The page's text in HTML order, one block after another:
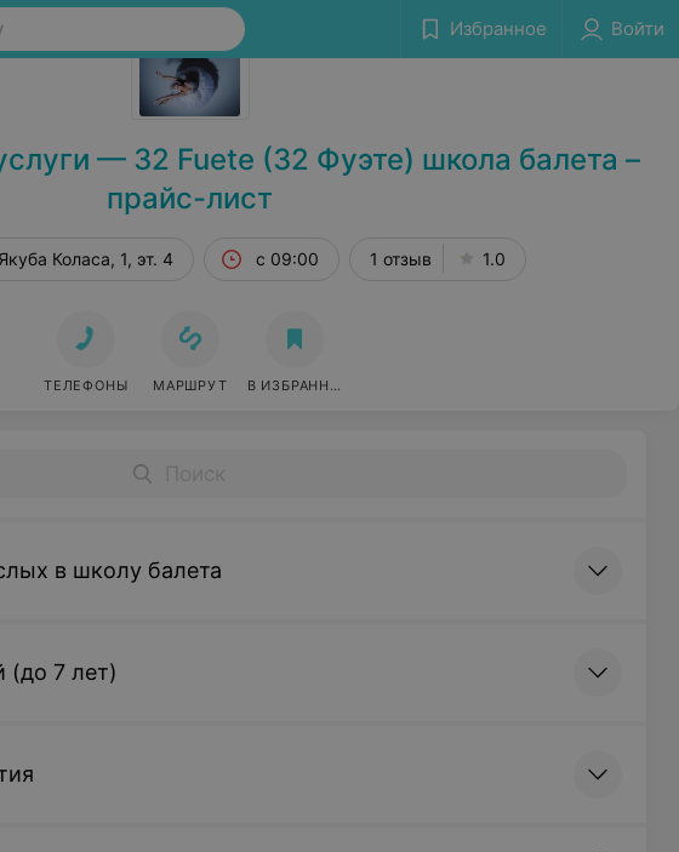
Избранное Войти
Сообщить об ошибке
— 32 Fuete (32 Фуэте) школа балета –
прайс-лист
Коласа, 1, эт. 4 с 09:00 1 отзыв 1.0
ТЕЛЕФОНЫ МАРШРУТ В ИЗБРАННОЕ
в школу балета
(до 7 лет)